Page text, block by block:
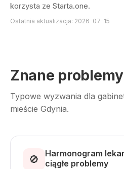
korzysta ze Starta.one.
Ostatnia aktualizacja: 2026-07-15
Znane
Typowe wyzwania dla
mieście Gdynia.
🚫
Harmonogram
ciągłe problemy